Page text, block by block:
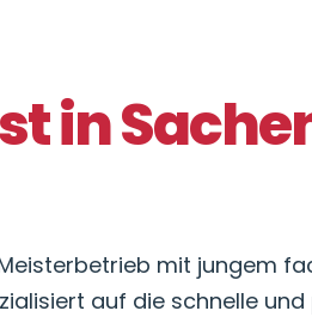
in
mit jungem
auf die schnelle